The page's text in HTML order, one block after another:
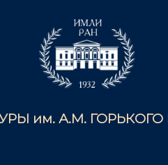
им. А.М.